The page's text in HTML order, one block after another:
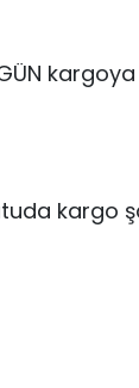
kargo